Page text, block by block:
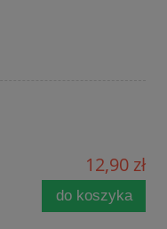
12,90 zł
do koszyka